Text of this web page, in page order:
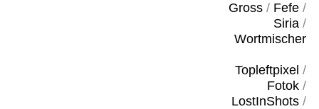
Gross/ Fefe/
Siria/
Wortmischer
Topleftpixel /
Fotok/
LostInShots/